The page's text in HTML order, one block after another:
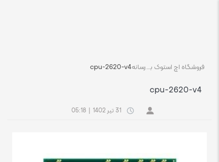
فروشگاه اچ استوک بازار انلاین تجهیزات کامپیوتر استوکرسانهcpu-2620-v4
cpu-2620-v4
31 تیر 1402 05:18